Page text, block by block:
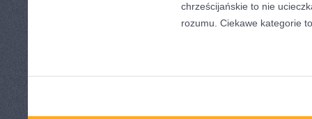
chrześcijańskie to nie
rozumu. Ciekawe kategorie